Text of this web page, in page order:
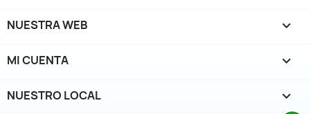
NUESTRA WEB 
MI CUENTA 
NUESTRO LOCAL keyboard_arrow_down